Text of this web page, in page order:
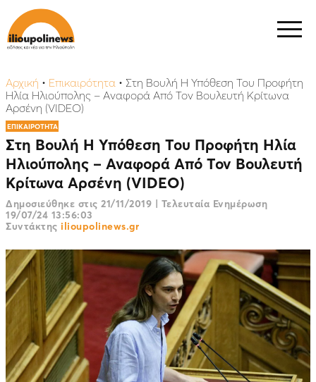
Αρχική • Επικαιρότητα • Στη Βουλή Η Υπόθεση Του Προφήτη
Ηλία Ηλιούπολης – Αναφορά Από Τον Βουλευτή Κρίτωνα
Αρσένη (VIDEO)
ΕΠΙΚΑΙΡΟΤΗΤΑ
Στη Βουλή Η Υπόθεση Του Προφήτη Ηλία
Ηλιούπολης – Αναφορά Από Τον Βουλευτή
Κρίτωνα Αρσένη (VIDEO)
Δημοσιεύθηκε στις 21/11/2019 | Τελευταία Ενημέρωση
19/07/24 13:56:03
Συντάκτης ilioupolinews.gr